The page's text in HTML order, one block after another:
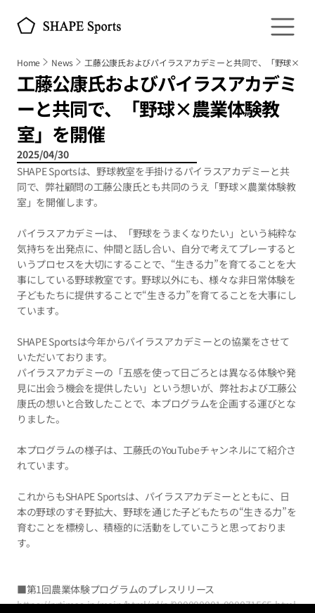
Home News 工藤公康氏およびパイラスアカデミーと共同で、「野球×農
工藤公康氏およびパイラスアカデミ
ーと共同で、「野球×農業体験教
室」を開催
2025/04/30
SHAPE Sportsは、野球教室を手掛けるパイラスアカデミーと共
同で、弊社顧問の工藤公康氏とも共同のうえ「野球×農業体験教
室」を開催します。
パイラスアカデミーは、「野球をうまくなりたい」という純粋な
気持ちを出発点に、仲間と話し合い、自分で考えてプレーすると
いうプロセスを大切にすることで、“生きる力”を育てることを大
事にしている野球教室です。野球以外にも、様々な非日常体験を
子どもたちに提供することで“生きる力”を育てることを大事にし
ています。
SHAPE Sportsは今年からパイラスアカデミーとの協業をさせて
いただいております。
パイラスアカデミーの「五感を使って日ごろとは異なる体験や発
見に出会う機会を提供したい」という想いが、弊社および工藤公
康氏の想いと合致したことで、本プログラムを企画する運びとな
りました。
本プログラムの様子は、工藤氏のYouTubeチャンネルにて紹介さ
れています。
これからもSHAPE Sportsは、パイラスアカデミーとともに、日
本の野球のすそ野拡大、野球を通じた子どもたちの“生きる力”を
育むことを標榜し、積極的に活動をしていこうと思っておりま
す。
■第1回農業体験プログラムのプレスリリース
https://prtimes.jp/main/html/rd/p/000000001.000071565.html